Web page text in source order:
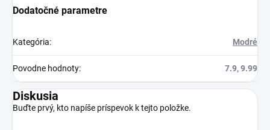
Dodatočné parametre
Kategória: Modré
Povodne hodnoty: 7.9, 9.99
Diskusia
Buďte prvý, kto napíše príspevok k tejto položke.